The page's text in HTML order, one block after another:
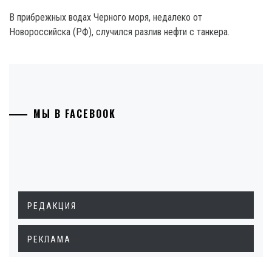
В прибрежных водах Черного моря, недалеко от
Новороссийска (РФ), случился разлив нефти с танкера.
МЫ В FACEBOOK
РЕДАКЦИЯ
РЕКЛАМА